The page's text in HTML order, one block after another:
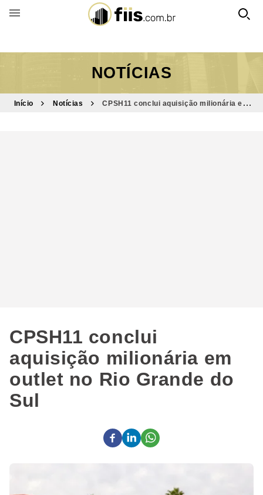
BUSCAR POR FUNDO
NOTÍCIAS
Início Notícias
CPSH11 conclui aquisição milionária em
CPSH11 conclui
aquisição milionária em
outlet no Rio Grande do
Sul